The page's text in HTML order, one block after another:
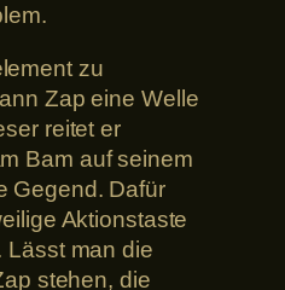
zu
Zap eine Welle
reitet er
Bam auf seinem
Gegend. Dafür
Aktionstaste
Lässt man die
stehen, die